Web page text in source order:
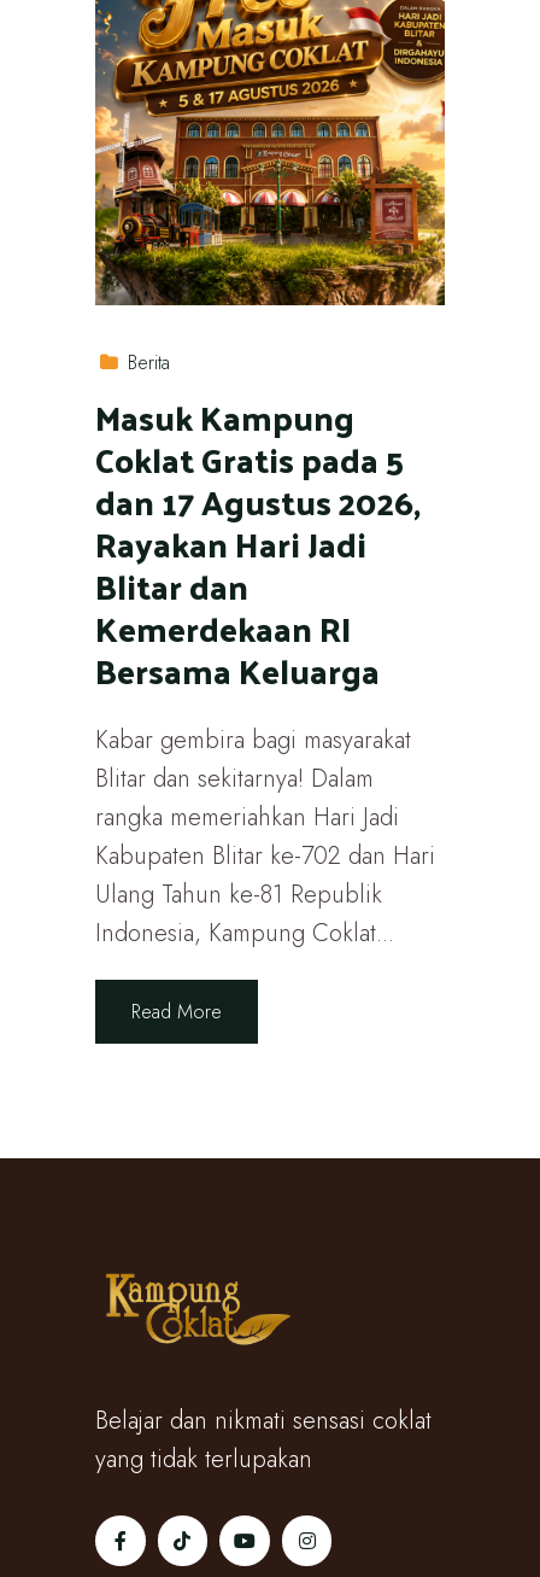
Berita
Masuk Kampung
Coklat Gratis pada 5
dan 17 Agustus 2026,
Rayakan Hari Jadi
Blitar dan
Kemerdekaan RI
Bersama Keluarga
Kabar gembira bagi masyarakat
Blitar dan sekitarnya! Dalam
rangka memeriahkan Hari Jadi
Kabupaten Blitar ke-702 dan Hari
Ulang Tahun ke-81 Republik
Indonesia, Kampung Coklat...
Read More
Belajar dan nikmati sensasi coklat
yang tidak terlupakan